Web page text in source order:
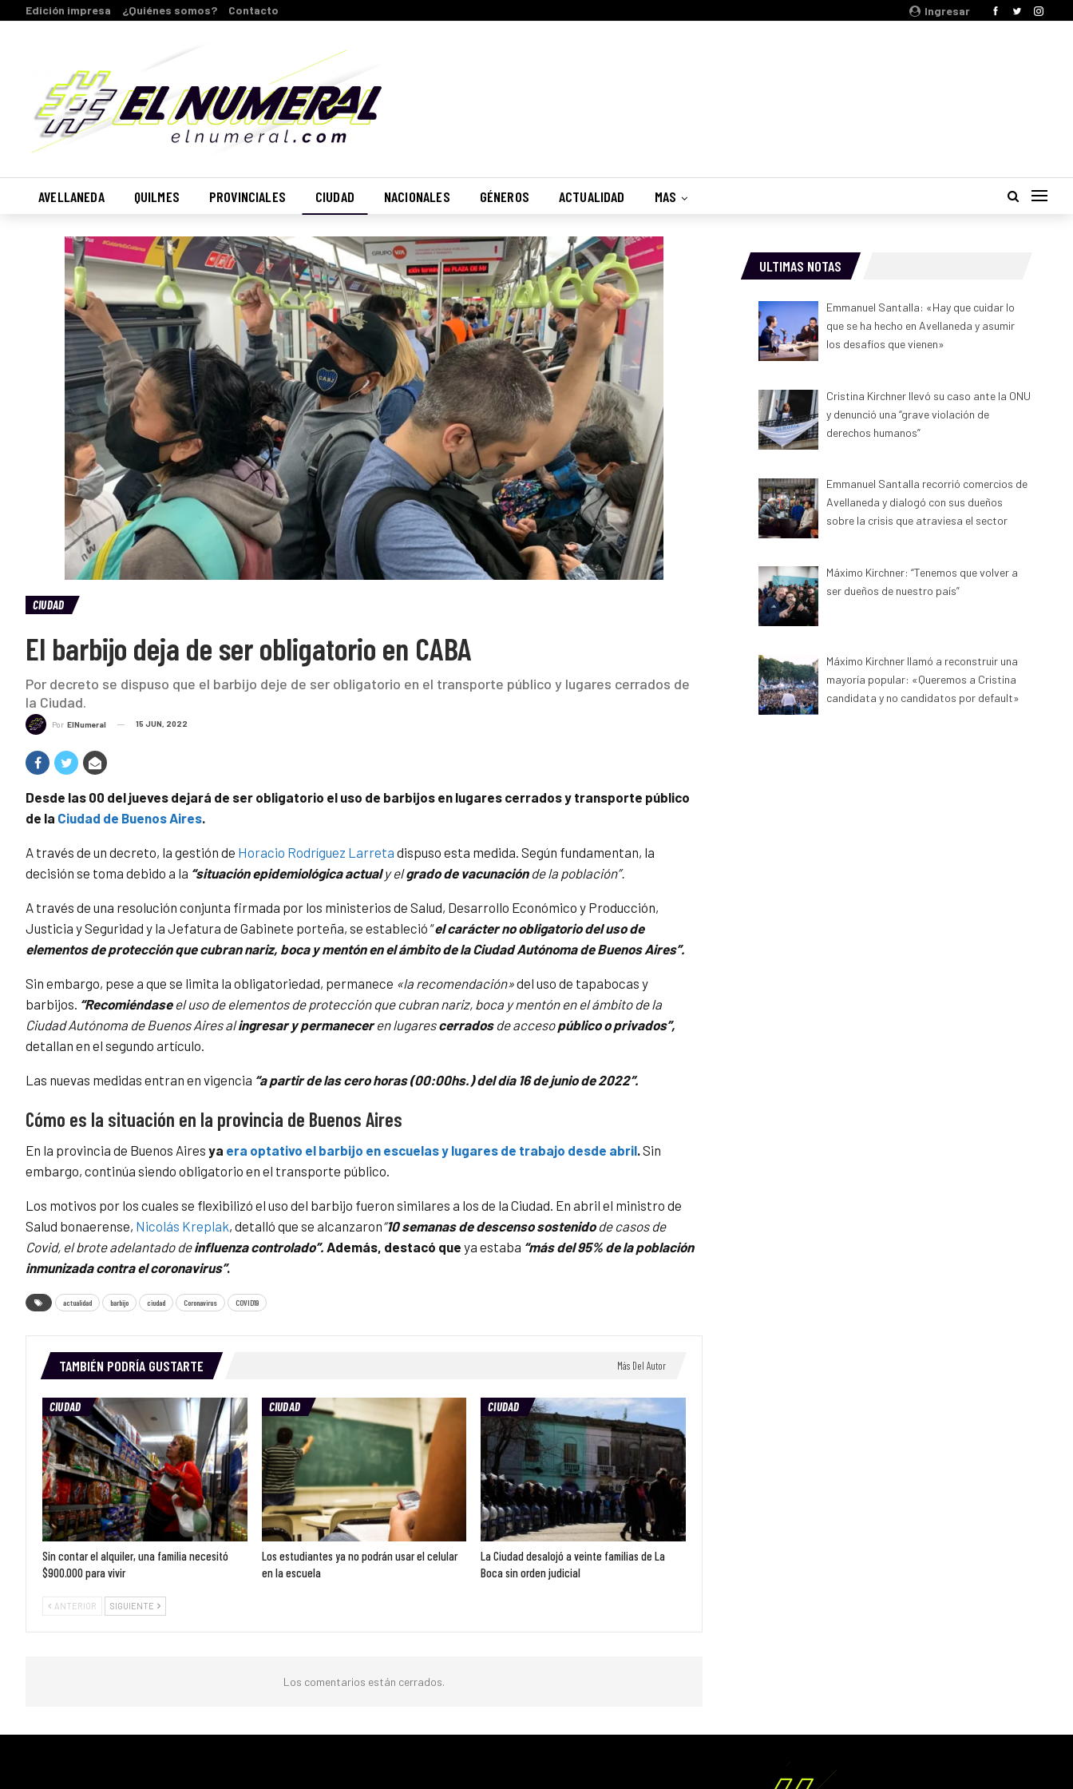
Ingresar
Edición impresa ¿Quiénes somos? Contacto
AVELLANEDA QUILMES PROVINCIALES CIUDAD NACIONALES GÉNEROS ACTUALIDAD MAS
CIUDAD
El barbijo deja de ser obligatorio en CABA
Por decreto se dispuso que el barbijo deje de ser obligatorio en el transporte público y lugares cerrados de
la Ciudad.
Por ElNumeral 15 JUN, 2022
Desde las 00 del jueves dejará de ser obligatorio el uso de barbijos en lugares cerrados y transporte público
de la Ciudad de Buenos Aires.
A través de un decreto, la gestión de Horacio Rodríguez Larreta dispuso esta medida. Según fundamentan, la
decisión se toma debido a la “situación epidemiológica actualy elgrado de vacunaciónde la población”.
A través de una resolución conjunta firmada por los ministerios de Salud, Desarrollo Económico y Producción,
Justicia y Seguridad y la Jefatura de Gabinete porteña, se estableció “el carácter no obligatorio del uso de
elementos de protección que cubran nariz, boca y mentón en el ámbito de la Ciudad Autónoma de Buenos Aires”.
Sin embargo, pese a que se limita la obligatoriedad, permanece «la recomendación»del uso de tapabocas y
barbijos. “Recomiéndaseel uso de elementos de protección que cubran nariz, boca y mentón en el ámbito de la
Ciudad Autónoma de Buenos Aires alingresar y permaneceren lugarescerradosde accesopúblico o privados”,
detallan en el segundo artículo.
Las nuevas medidas entran en vigencia “a partir de las cero horas (00:00hs.) del día 16 de junio de 2022″.
Cómo es la situación en la provincia de Buenos Aires
En la provincia de Buenos Aires ya era optativo el barbijo en escuelas y lugares de trabajo desde abril.Sin
embargo, continúa siendo obligatorio en el transporte público.
Los motivos por los cuales se flexibilizó el uso del barbijo fueron similares a los de la Ciudad. En abril el ministro de
Salud bonaerense, Nicolás Kreplak, detalló que se alcanzaron“10 semanas de descenso sostenidode casos de
Covid, el brote adelantado deinfluenza controlado”. Además, destacó que ya estaba “más del 95% de la población
inmunizada contra el coronavirus”.
actualidad barbijo ciudad Coronavirus COVID19
TAMBIÉN PODRÍA GUSTARTE Más Del Autor
CIUDAD
Sin contar el alquiler, una familia necesitó
$900.000 para vivir
CIUDAD
Los estudiantes ya no podrán usar el celular
en la escuela
CIUDAD
La Ciudad desalojó a veinte familias de La
Boca sin orden judicial
ANTERIOR SIGUIENTE
Los comentarios están cerrados.
ULTIMAS NOTAS
Emmanuel Santalla: «Hay que cuidar lo
que se ha hecho en Avellaneda y asumir
los desafíos que vienen»
Cristina Kirchner llevó su caso ante la ONU
y denunció una “grave violación de
derechos humanos”
Emmanuel Santalla recorrió comercios de
Avellaneda y dialogó con sus dueños
sobre la crisis que atraviesa el sector
Máximo Kirchner: “Tenemos que volver a
ser dueños de nuestro país”
Máximo Kirchner llamó a reconstruir una
mayoría popular: «Queremos a Cristina
candidata y no candidatos por default»